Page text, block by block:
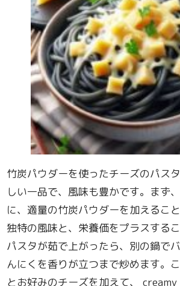
竹炭パウダーを使ったチーズのパス
しい一品で、風味も豊かです。まず
に、適量の竹炭パウダーを加えるこ
独特の風味と、栄養価をプラスするこ
パスタが茹で上がったら、別の鍋で
んにくを香りが立つまで炒めます。
とお好みのチーズを加えて、